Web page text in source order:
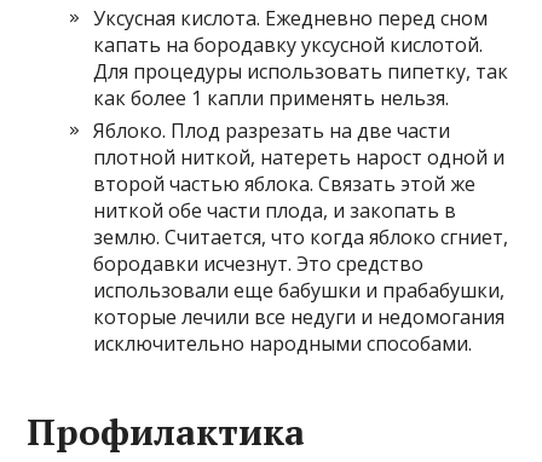
Уксусная кислота. Ежедневно перед сном
капать на бородавку уксусной кислотой.
Для процедуры использовать пипетку, так
как более 1 капли применять нельзя.
Яблоко. Плод разрезать на две части
плотной ниткой, натереть нарост одной и
второй частью яблока. Связать этой же
ниткой обе части плода, и закопать в
землю. Считается, что когда яблоко сгниет,
бородавки исчезнут. Это средство
использовали еще бабушки и прабабушки,
которые лечили все недуги и недомогания
исключительно народными способами.
Профилактика